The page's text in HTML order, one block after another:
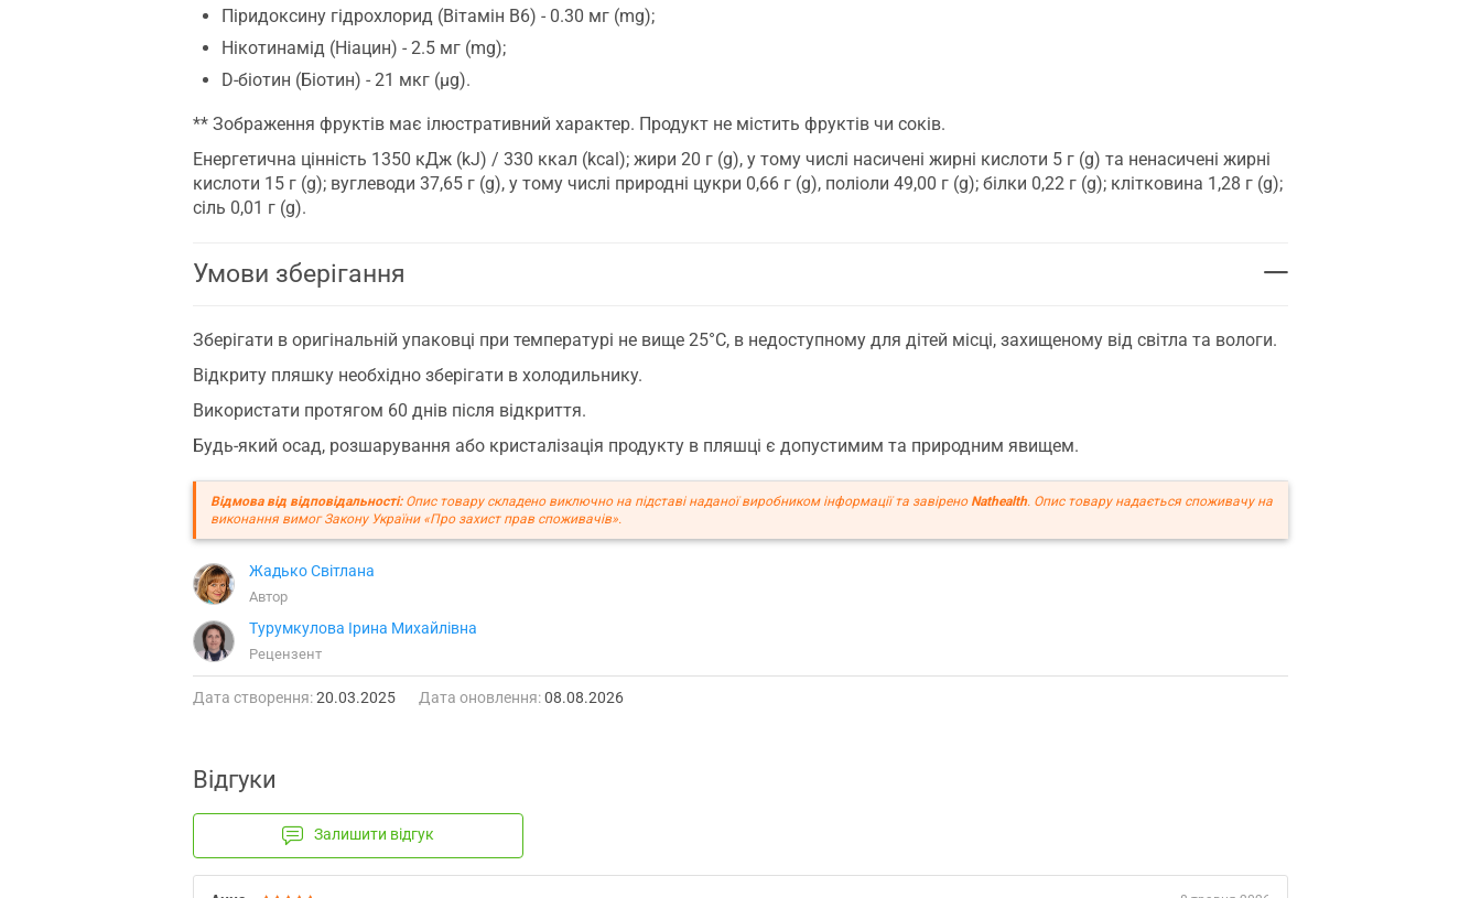
Піридоксину гідрохлорид (Вітамін В6) - 0.30 мг (mg);
Нікотинамід (Ніацин) - 2.5 мг (mg);
D-біотин (Біотин) - 21 мкг (µg).
** Зображення фруктів має ілюстративний характер. Продукт не містить фруктів чи соків.
Енергетична цінність 1350 кДж (kJ) / 330 ккал (kcal); жири 20 г (g), у тому числі насичені жирні кислоти 5 г (g) та ненасичені жирні
кислоти 15 г (g); вуглеводи 37,65 г (g), у тому числі природні цукри 0,66 г (g), поліоли 49,00 г (g); білки 0,22 г (g); клітковина 1,28 г (g);
сіль 0,01 г (g).
Умови зберігання
Зберігати в оригінальній упаковці при температурі не вище 25°С, в недоступному для дітей місці, захищеному від світла та вологи.
Відкриту пляшку необхідно зберігати в холодильнику.
Використати протягом 60 днів після відкриття.
Будь-який осад, розшарування або кристалізація продукту в пляшці є допустимим та природним явищем.
Відмова від відповідальності:Опис товару складено виключно на підставі наданої виробником інформації та завірено Nathealth. Опис товару надається споживачу на
виконання вимог Закону України «Про захист прав споживачів».
Жадько Світлана
Автор
Турумкулова Ірина Михайлівна
Рецензент
Дата створення:20.03.2025 Дата оновлення:08.08.2026
Відгуки
Залишити відгук